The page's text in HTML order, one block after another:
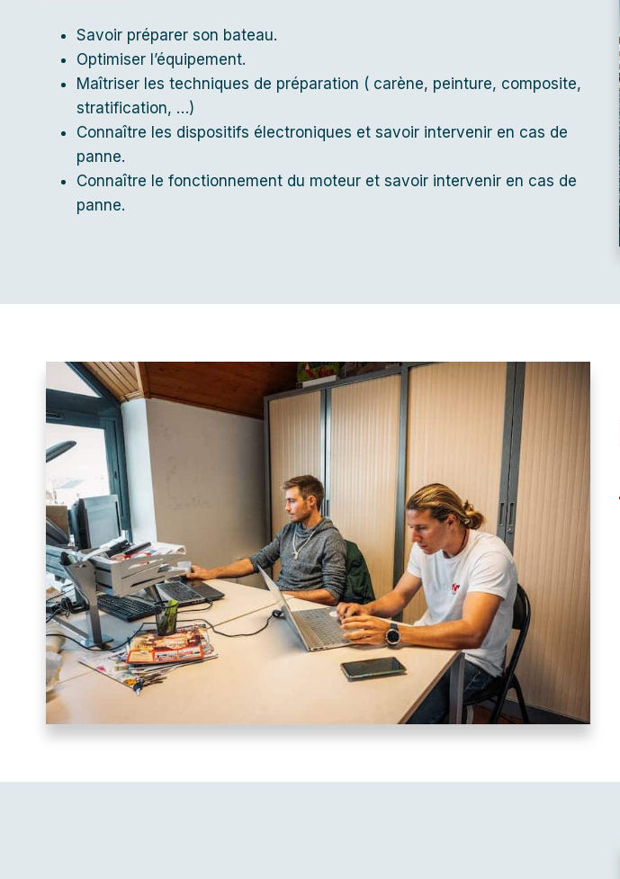
Savoir préparer son bateau.
Optimiser l’équipement.
Maîtriser les techniques de préparation ( carène, peinture, composite,
stratification, …)
Connaître les dispositifs électroniques et savoir intervenir en cas de
panne.
Connaître le fonctionnement du moteur et savoir intervenir en cas de
panne.